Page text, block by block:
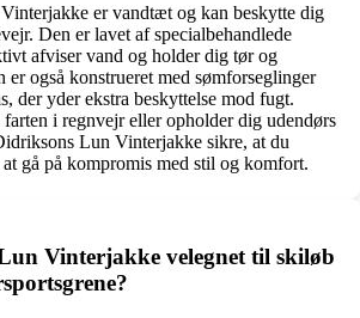
er vandtæt og kan beskytte dig
Den er lavet af specialbehandlede
afviser vand og holder dig tør og
er også konstrueret med sømforseglinger
der yder ekstra beskyttelse mod fugt.
farten i regnvejr eller opholder dig udendørs
Lun Vinterjakke sikre, at du
gå på kompromis med stil og komfort.
Vinterjakke velegnet til skiløb